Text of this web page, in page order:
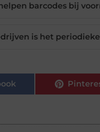
barcodes bij
is het